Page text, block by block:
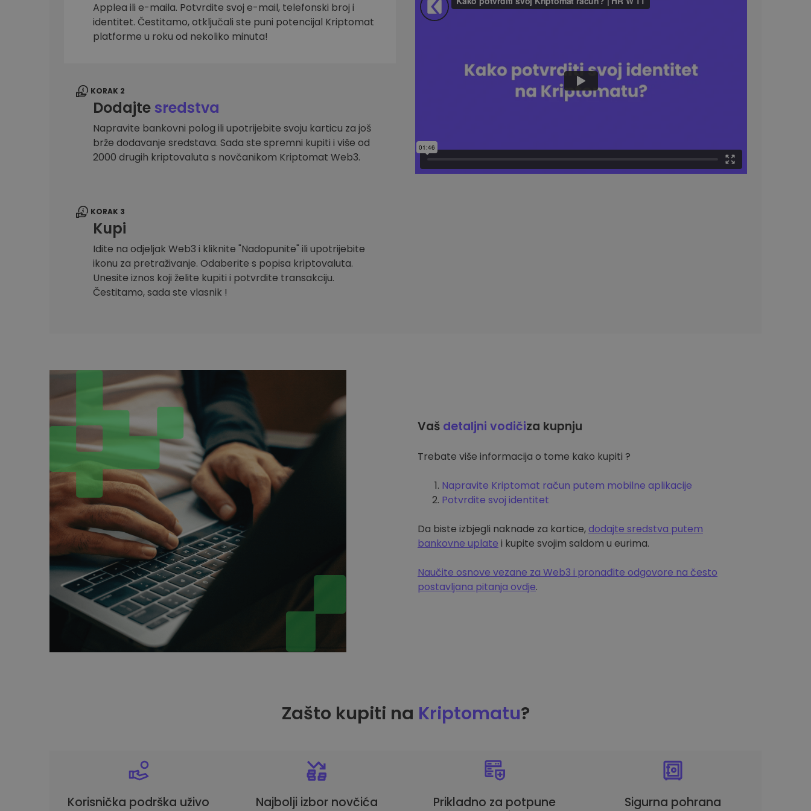
Istraživač ulaganja
Pronađi svoju kripto strategiju
Applea ili e-maila. Potvrdite svoj e-mail, telefonski broj i
identitet. Čestitamo, otključali ste puni potencijal Kriptomat
platforme u roku od nekoliko minuta!
KORAK 2
Dodajtesredstva
Napravite bankovni polog ili upotrijebite svoju karticu za još
brže dodavanje sredstava. Sada ste spremni kupiti i više od
2000 drugih kriptovaluta s novčanikom Kriptomat Web3.
KORAK 3
Kupi
Idite na odjeljak Web3 i kliknite "Nadopunite" ili upotrijebite
ikonu za pretraživanje. Odaberite s popisa kriptovaluta.
Unesite iznos koji želite kupiti i potvrdite transakciju.
Čestitamo, sada ste vlasnik !
Vaš detaljni vodičiza kupnju
Trebate više informacija o tome kako kupiti ?
Napravite Kriptomat račun putem mobilne aplikacije
Potvrdite svoj identitet
Da biste izbjegli naknade za kartice,dodajte sredstva putem
bankovne uplate i kupite svojim saldom u eurima.
Naučite osnove vezane za Web3 i pronađite odgovore na često
postavljana pitanja ovdje.
Zašto kupiti na Kriptomatu?
Korisnička podrška uživo Najbolji izbor novčića
Prikladno za potpune
Sigurna pohrana